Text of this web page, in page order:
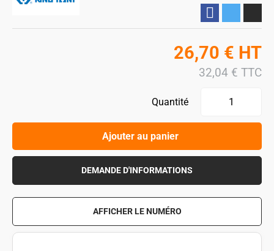
26,70 € HT
32,04 € TTC
Quantité
Ajouter au panier
DEMANDE D'INFORMATIONS
AFFICHER LE NUMÉRO